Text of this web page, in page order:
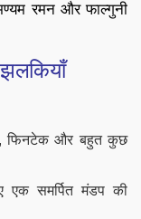
रमन और फाल्गुनी
फिनटेक और बहुत कुछ
एक समर्पित मंडप की